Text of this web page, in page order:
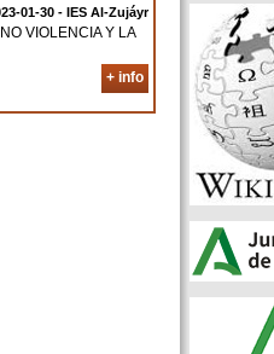
01-30 - IES Al-Zujáyr
VIOLENCIA Y LA
+ info